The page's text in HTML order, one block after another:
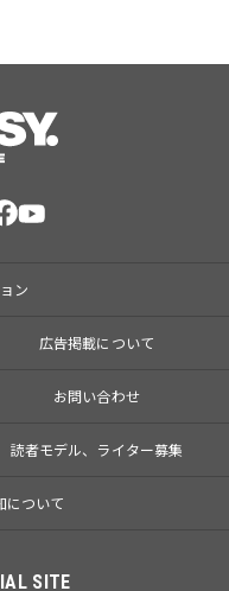
ン
広告掲載について
お問い合わせ
読者モデル、ライター募集
について
SITE